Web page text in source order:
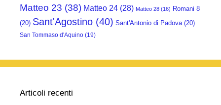
Matteo 23 (38) Matteo 24 (28) Matteo 28 (16) Romani 8
(20) Sant'Agostino (40) Sant'Antonio di Padova(20)
San Tommaso d'Aquino (19)
Articoli recenti